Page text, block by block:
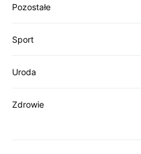
Pozostałe
Sport
Uroda
Zdrowie